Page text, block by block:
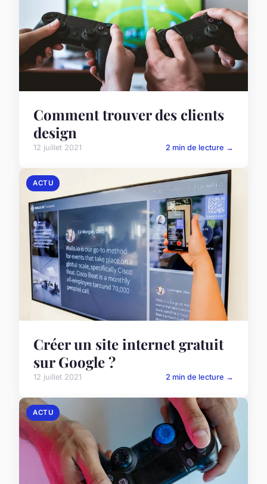
Comment trouver des clients
design
12 juillet 2021 2 min de lecture →
ACTU
Créer un site internet gratuit
sur Google ?
12 juillet 2021 2 min de lecture →
ACTU